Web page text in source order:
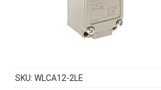
SKU: WLCA12-2LE